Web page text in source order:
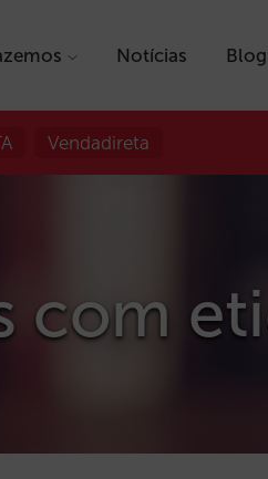
Notícias
Vendadireta
com